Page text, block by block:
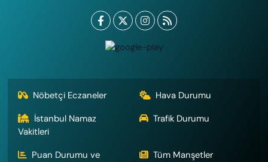
Nöbetçi Eczaneler
Hava Durumu
İstanbul Namaz
Vakitleri
Trafik Durumu
Puan Durumu ve Tüm Manşetler